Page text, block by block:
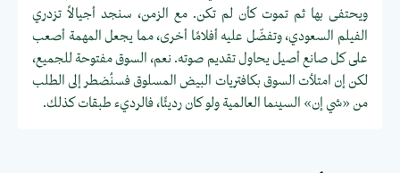
ويحتفى بها ثم تموت كأن لم تكن. مع الزمن، سنجد أجيالاً تزدري
الفيلم السعودي، وتفضّل عليه أفلامًا أخرى، مما يجعل المهمة أصعب
على كل صانع أصيل يحاول تقديم صوته. نعم، السوق مفتوحة للجميع،
لكن إن امتلأت السوق بكافتريات البيض المسلوق فسنُضطر إلى الطلب
من «شي إن» السينما العالمية ولو كان رديئًا، فالرديء طبقات كذلك.